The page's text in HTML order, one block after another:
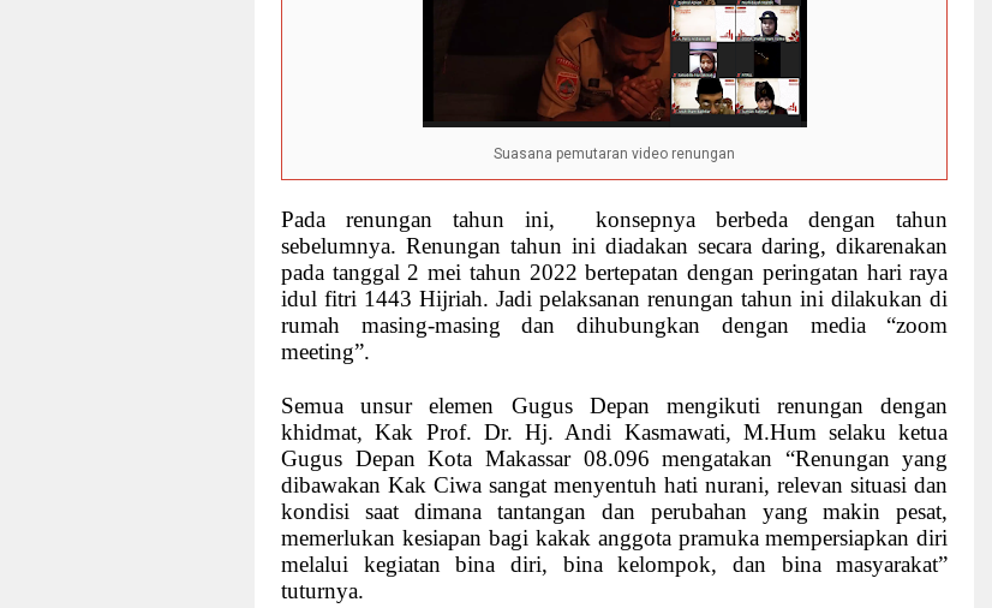
Suasana pemutaran video renungan
Pada renungan tahun ini,
konsepnya berbeda dengan tahun
sebelumnya. Renungan tahun ini diadakan secara daring, dikarenakan
pada tanggal 2 mei tahun 2022 bertepatan dengan peringatan hari raya
idul fitri 1443 Hijriah. Jadi pelaksanan renungan tahun ini dilakukan di
rumah masing-masing dan dihubungkan dengan media “zoom
meeting”.
Semua unsur elemen Gugus Depan mengikuti renungan dengan
khidmat, Kak Prof. Dr. Hj. Andi Kasmawati, M.Hum selaku ketua
Gugus Depan Kota Makassar 08.096 mengatakan “Renungan yang
dibawakan Kak Ciwa sangat menyentuh hati nurani, relevan situasi dan
kondisi saat dimana tantangan dan perubahan yang makin pesat,
memerlukan kesiapan bagi kakak anggota pramuka mempersiapkan diri
melalui kegiatan bina diri, bina kelompok, dan bina masyarakat”
tuturnya.